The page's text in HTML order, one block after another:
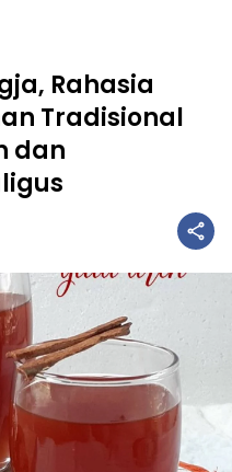
Rahasia
Tradisional
dan